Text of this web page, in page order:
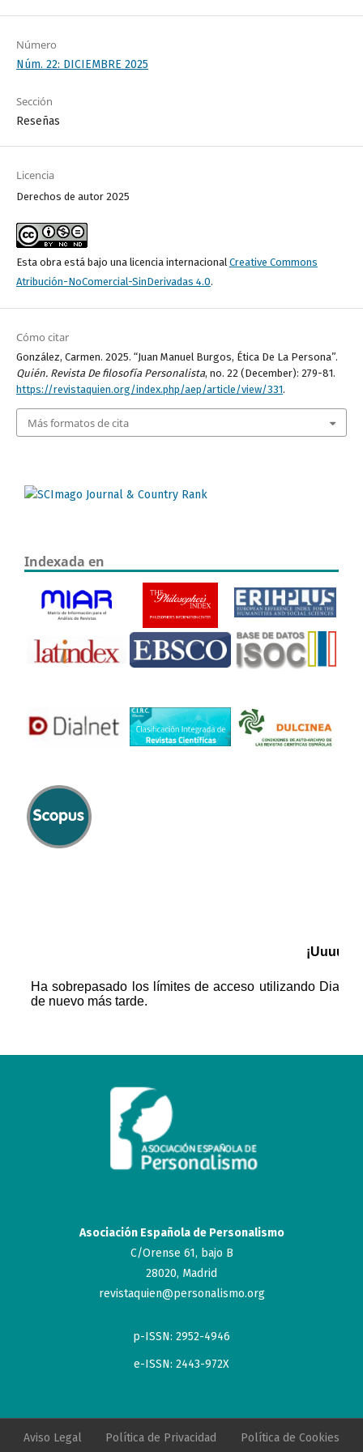
Número
Núm. 22: DICIEMBRE 2025
Sección
Reseñas
Licencia
Derechos de autor 2025
Esta obra está bajo una licencia internacional Creative Commons
Atribución-NoComercial-SinDerivadas 4.0.
Cómo citar
González, Carmen. 2025. “Juan Manuel Burgos, Ética De La Persona”.
Quién. Revista De filosofía Personalista, no. 22 (December): 279-81.
https://revistaquien.org/index.php/aep/article/view/331.
Más formatos de cita
Indexada en
Asociación Española de Personalismo
C/Orense 61, bajo B
28020, Madrid
revistaquien@personalismo.org
p-ISSN: 2952-4946
e-ISSN: 2443-972X
Aviso Legal Política de Privacidad Política de Cookies